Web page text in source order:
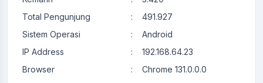
Total Pengunjung
:
491.927
Sistem Operasi
:
Android
IP Address
:
192.168.64.23
Browser
: Chrome 131.0.0.0